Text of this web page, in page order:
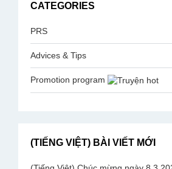
CATEGORIES
PRS
Advices & Tips
Promotion program
(TIẾNG VIỆT) BÀI VIẾT MỚI